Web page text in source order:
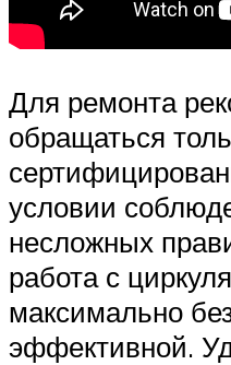
Для ремонта
обращаться
условии
несложных
работа с
максимально
эффективной.